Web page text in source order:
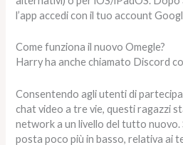
l’app accedi con il tuo account
Come funziona il nuovo Omegle?
Harry ha anche chiamato Discord
Consentendo agli utenti di
chat video a tre vie, questi ragazzi
network a un livello del tutto nuovo.
posta poco più in basso, relativa ai